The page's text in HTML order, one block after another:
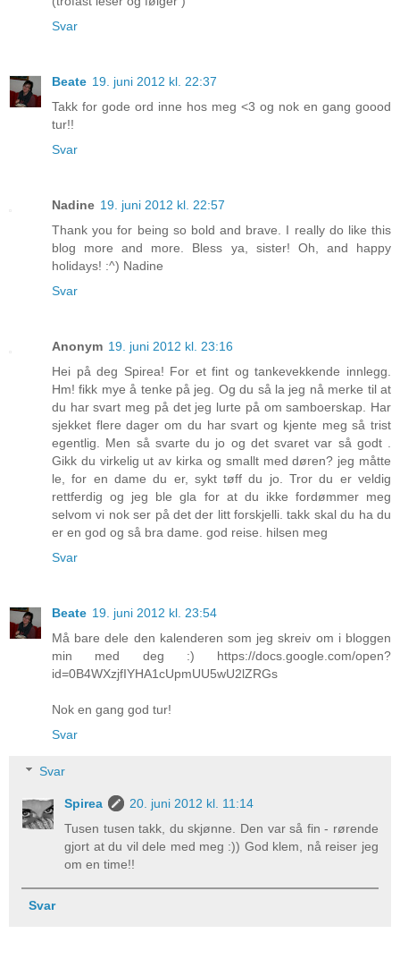
Svar
Beate 19. juni 2012 kl. 22:37
Takk for gode ord inne hos meg <3 og nok en gang goood
tur!!
Svar
Nadine 19. juni 2012 kl. 22:57
Thank you for being so bold and brave. I really do like this
blog more and more. Bless ya, sister! Oh, and happy
holidays! :^) Nadine
Svar
Anonym 19. juni 2012 kl. 23:16
Hei på deg Spirea! For et fint og tankevekkende innlegg.
Hm! fikk mye å tenke på jeg. Og du så la jeg nå merke til at
du har svart meg på det jeg lurte på om samboerskap. Har
sjekket flere dager om du har svart og kjente meg så trist
egentlig. Men så svarte du jo og det svaret var så godt .
Gikk du virkelig ut av kirka og smallt med døren? jeg måtte
le, for en dame du er, sykt tøff du jo. Tror du er veldig
rettferdig og jeg ble gla for at du ikke fordømmer meg
selvom vi nok ser på det der litt forskjelli. takk skal du ha du
er en god og så bra dame. god reise. hilsen meg
Svar
Beate 19. juni 2012 kl. 23:54
Må bare dele den kalenderen som jeg skreiv om i bloggen
min med deg :) https://docs.google.com/open?
id=0B4WXzjfIYHA1cUpmUU5wU2lZRGs
Nok en gang god tur!
Svar
Svar
Spirea
20. juni 2012 kl. 11:14
Tusen tusen takk, du skjønne. Den var så fin - rørende
gjort at du vil dele med meg :)) God klem, nå reiser jeg
om en time!!
Svar